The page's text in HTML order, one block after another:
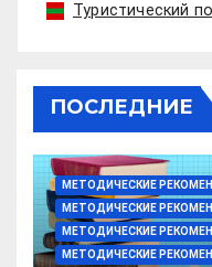
Туристический
ПОСЛЕДНИЕ
МЕТОДИЧЕСКИЕ
МЕТОДИЧЕСКИЕ
МЕТОДИЧЕСКИЕ
МЕТОДИЧЕСКИЕ